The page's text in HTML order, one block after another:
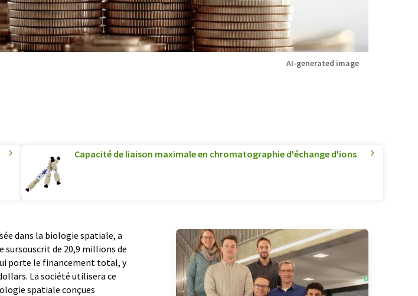
AI-generated image
Capacité de liaison maximale en chromatographie d'échange d'ions
dans la biologie spatiale, a
de 20,9 millions de
porte le financement total, y
La société utilisera ce
spatiale conçues